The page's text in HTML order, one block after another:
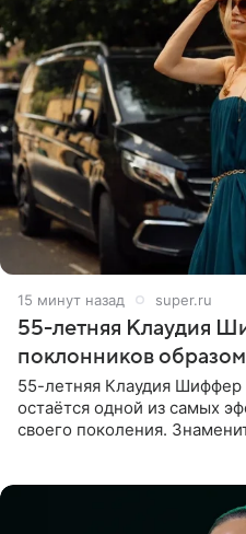
15 минут назад super.ru
55-летняя Клаудия
поклонников
55-летняя Клаудия Шиффер
остаётся одной из самых
своего поколения.